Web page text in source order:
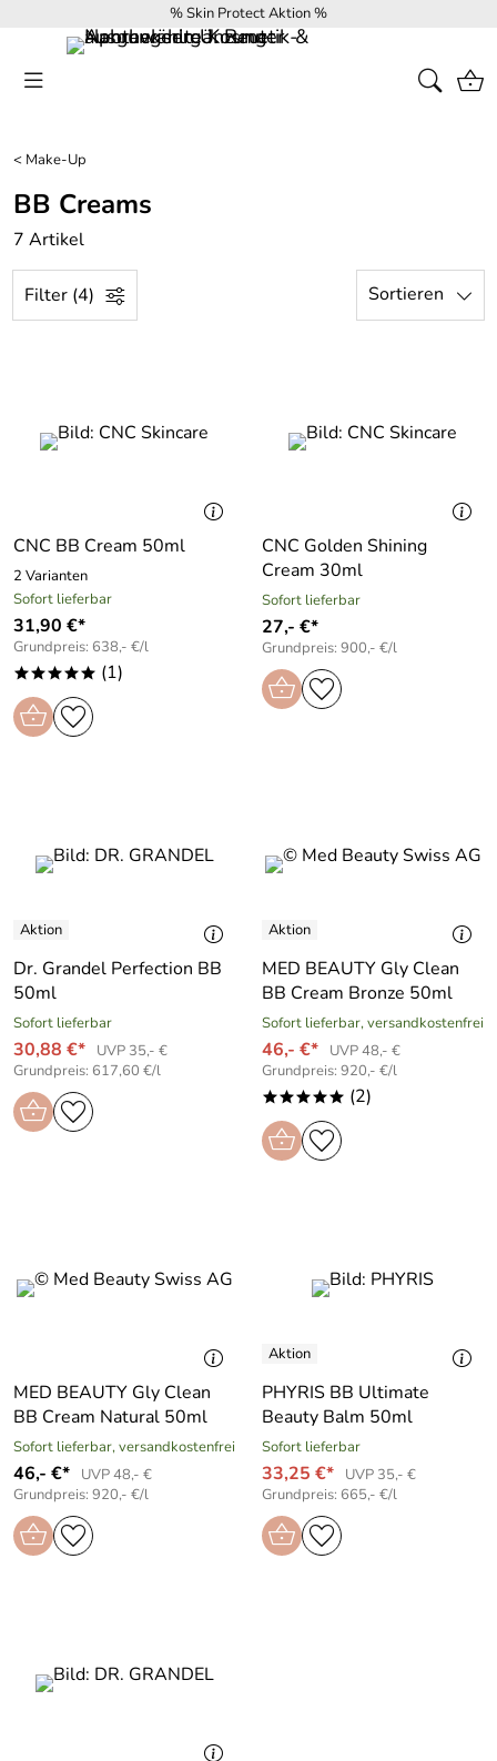
% Skin Protect Aktion %
< Make-Up
BB Creams
7 Artikel
Filter (4) Sortieren
CNC BB Cream 50ml
2 Varianten
Sofort lieferbar
31,90 €*
Grundpreis: 638,- €/l
***** (1)
CNC Golden Shining
Cream 30ml
Sofort lieferbar
27,- €*
Grundpreis: 900,- €/l
Dr. Grandel Perfection BB
50ml
Sofort lieferbar
30,88 €*
UVP 35,- €
Grundpreis: 617,60 €/l
MED BEAUTY Gly Clean
BB Cream Bronze 50ml
Sofort lieferbar, versandkostenfrei
46,- €*
UVP 48,- €
Grundpreis: 920,- €/l
***** (2)
MED BEAUTY Gly Clean
BB Cream Natural 50ml
Sofort lieferbar, versandkostenfrei
46,- €*
UVP 48,- €
Grundpreis: 920,- €/l
PHYRIS BB Ultimate
Beauty Balm 50ml
Sofort lieferbar
33,25 €*
UVP 35,- €
Grundpreis: 665,- €/l